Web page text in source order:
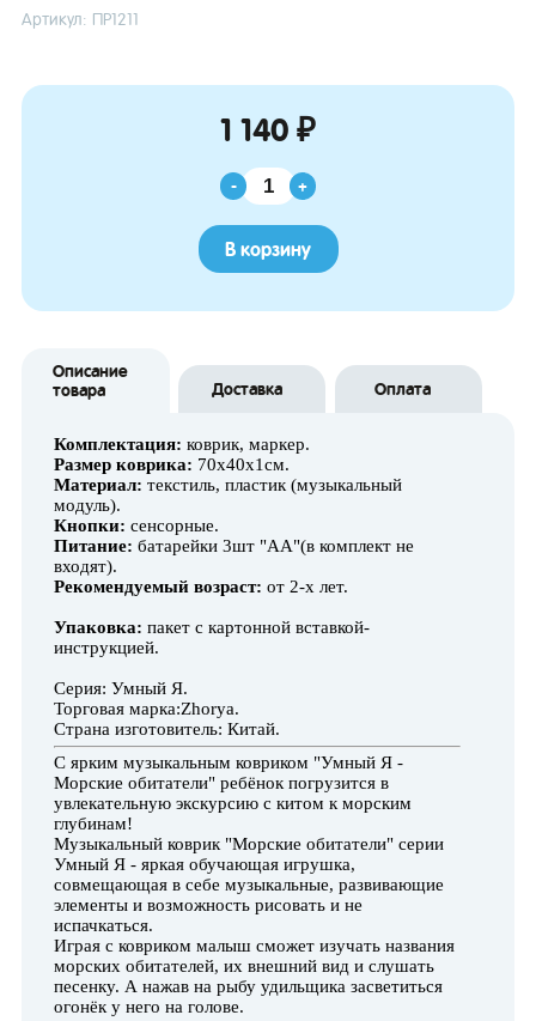
Артикул: ПР1211
1 140 ₽
- +
В корзину
Описание
товара
Доставка Оплата
Комплектация: коврик, маркер.
Размер коврика: 70х40х1см.
Материал: текстиль, пластик (музыкальный
модуль).
Кнопки: сенсорные.
Питание: батарейки 3шт "AA"(в комплект не
входят).
Рекомендуемый возраст: от 2-х лет.
Упаковка: пакет с картонной вставкой-
инструкцией.
Серия: Умный Я.
Торговая марка:Zhorya.
Страна изготовитель: Китай.
C ярким музыкальным ковриком "Умный Я -
Морские обитатели" ребёнок погрузится в
увлекательную экскурсию с китом к морским
глубинам!
Музыкальный коврик "Морские обитатели" серии
Умный Я - яркая обучающая игрушка,
совмещающая в себе музыкальные, развивающие
элементы и возможность рисовать и не
испачкаться.
Играя с ковриком малыш сможет изучать названия
морских обитателей, их внешний вид и слушать
песенку. А нажав на рыбу удильщика засветиться
огонёк у него на голове.